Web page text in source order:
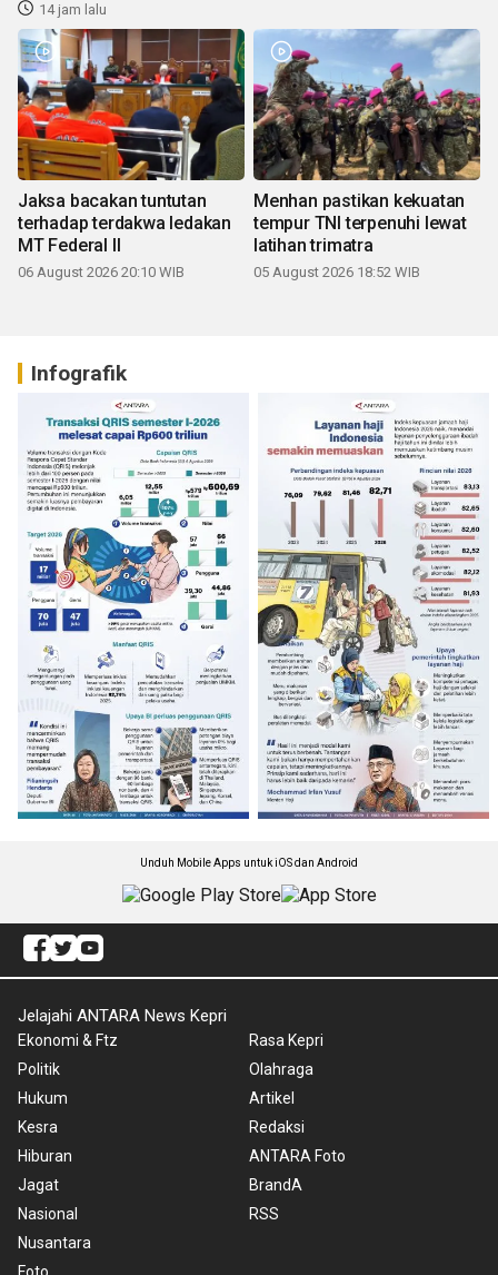
14 jam lalu
Jaksa bacakan tuntutan
terhadap terdakwa ledakan
MT Federal II
06 August 2026 20:10 WIB
Menhan pastikan kekuatan
tempur TNI terpenuhi lewat
latihan trimatra
05 August 2026 18:52 WIB
Infografik
Unduh Mobile Apps untuk iOS dan Android
Jelajahi ANTARA News Kepri
Ekonomi & Ftz
Politik
Hukum
Kesra
Hiburan
Jagat
Nasional
Nusantara
Foto
Rasa Kepri
Olahraga
Artikel
Redaksi
ANTARA Foto
BrandA
RSS